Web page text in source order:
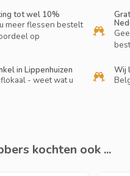
tot wel 10%
meer flessen bestelt
op
in Lippenhuizen
- weet wat u
Wij
kochten ook ...